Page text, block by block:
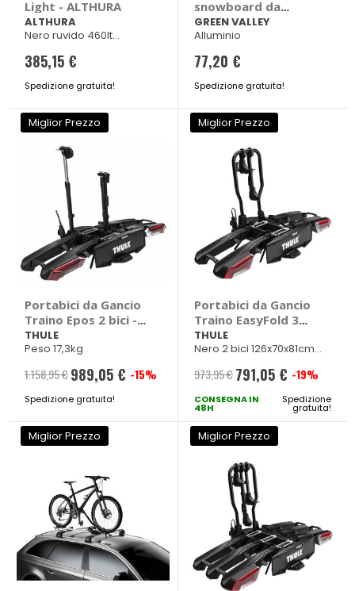
Light - ALTHURA
ALTHURA
Nero ruvido 460lt
kg
385,15 €
Spedizione gratuita!
snowboard da
portatutto Rider 4 -
GREEN VALLEY
GREEN VALLEY
Alluminio
77,20 €
Spedizione gratuita!
Miglior Prezzo
Portabici da Gancio
Traino Epos 2 bici -
THULE
THULE
Peso 17,3kg
1.158,95 € Prezzo
speciale
989,05 € -15%
Spedizione gratuita!
Miglior Prezzo
Portabici da Gancio
Traino EasyFold 3
9441 - THULE
THULE
Nero 2 bici 126x70x81cm
973,95 € Prezzo
speciale
791,05 € -19%
CONSEGNA IN
48H
Spedizione
gratuita!
Miglior Prezzo Miglior Prezzo